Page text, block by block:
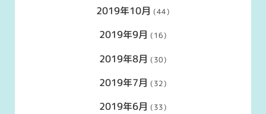
2019年10月 (44)
2019年9月 (16)
2019年8月 (30)
2019年7月 (32)
2019年6月 (33)